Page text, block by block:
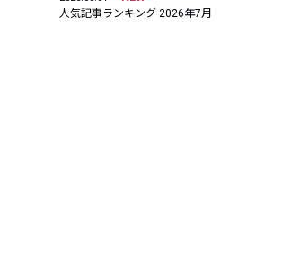
人気記事ランキング 2026年7月